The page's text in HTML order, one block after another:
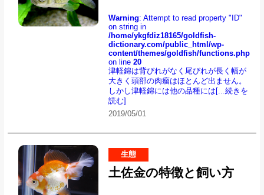
Warning: Attempt to read property "ID"
on string in
/home/ykgfdiz18165/goldfish-
dictionary.com/public_html/wp-
content/themes/goldfish/functions.php
on line20
津軽錦は背びれがなく尾びれが長く幅が
大きく頭部の肉瘤はほとんど出ません。
しかし津軽錦には他の品種には [...続きを
読む]
2019/05/01
生態
土佐金の特徴と飼い方